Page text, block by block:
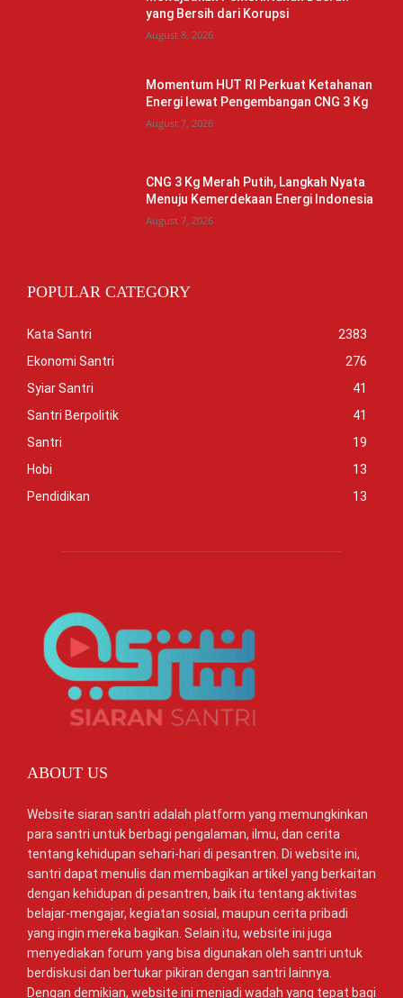
yang Bersih dari Korupsi
August 8, 2026
Momentum HUT RI Perkuat Ketahanan
Energi lewat Pengembangan CNG 3 Kg
August 7, 2026
CNG 3 Kg Merah Putih, Langkah Nyata
Menuju Kemerdekaan Energi Indonesia
August 7, 2026
POPULAR CATEGORY
Kata Santri
2383
Ekonomi Santri
276
Syiar Santri
41
Santri Berpolitik
41
Santri
19
Hobi
13
Pendidikan
13
ABOUT US
Website siaran santri adalah platform yang memungkinkan
para santri untuk berbagi pengalaman, ilmu, dan cerita
tentang kehidupan sehari-hari di pesantren. Di website ini,
santri dapat menulis dan membagikan artikel yang berkaitan
dengan kehidupan di pesantren, baik itu tentang aktivitas
belajar-mengajar, kegiatan sosial, maupun cerita pribadi
yang ingin mereka bagikan. Selain itu, website ini juga
menyediakan forum yang bisa digunakan oleh santri untuk
berdiskusi dan bertukar pikiran dengan santri lainnya.
Dengan demikian, website ini menjadi wadah yang tepat bagi